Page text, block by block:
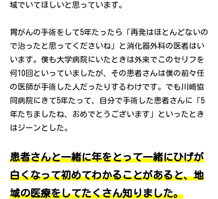
域でいてほしいと思っています。
胃がんの手術をして5年たったら「再発はほとんどないの
で治ったと思ってくださいね」と消化器外科の医者はい
います。僕も大学病院にいたときは外来でこのセリフを
何10回といっていましたが、その患者さんは僕の前々任
の医師が手術した人だったりするわけです。でも川崎協
同病院にきて5年たって、自分で手術した患者さんに「5
年たちましたね、おめでとうございます」といったとき
はジーンとした。
患者さんと一緒に年をとって一緒にひげが
白くなって初めてわかることがあると、地
域の医療をしてたくさん知りました。